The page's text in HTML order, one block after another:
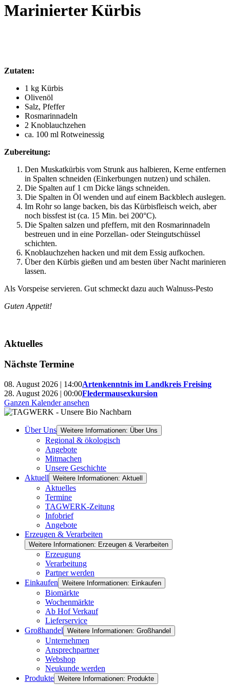
Marinierter Kürbis
Zutaten:
1 kg Kürbis
Olivenöl
Salz, Pfeffer
Rosmarinnadeln
2 Knoblauchzehen
ca. 100 ml Rotweinessig
Zubereitung:
Den Muskatkürbis vom Strunk aus halbieren, Kerne entfernen
in Spalten schneiden (Einkerbungen nutzen) und schälen.
Die Spalten auf 1 cm Dicke längs schneiden.
Die Spalten in Öl wenden und auf einem Backblech auslegen.
Im Rohr so lange backen, bis das Kürbisfleisch weich, aber
noch bissfest ist (ca. 15 Min. bei 200°C).
Die Spalten salzen und pfeffern, mit den Rosmarinnadeln
bestreuen und in eine Porzellan- oder Steingutschüssel
schichten.
Knoblauchzehen hacken und mit dem Essig aufkochen.
Über den Kürbis gießen und am besten über Nacht marinieren
lassen.
Als Vorspeise servieren. Gut schmeckt dazu auch Walnuss-Pesto
Guten Appetit!
Aktuelles
Nächste Termine
08. August 2026 | 14:00Artenkenntnis im Landkreis Freising
28. August 2026 | 00:00Fledermausexkursion
Ganzen Kalender ansehen
Über Uns Weitere Informationen: Über Uns
Regional & ökologisch
Angebote
Mitmachen
Unsere Geschichte
Aktuell Weitere Informationen: Aktuell
Aktuelles
Termine
TAGWERK-Zeitung
Infobrief
Angebote
Erzeugen & Verarbeiten
Weitere Informationen: Erzeugen & Verarbeiten
Erzeugung
Verarbeitung
Partner werden
Einkaufen Weitere Informationen: Einkaufen
Biomärkte
Wochenmärkte
Ab Hof Verkauf
Lieferservice
Großhandel Weitere Informationen: Großhandel
Unternehmen
Ansprechpartner
Webshop
Neukunde werden
Produkte Weitere Informationen: Produkte